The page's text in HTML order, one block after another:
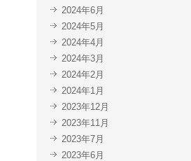
2024年6月
2024年5月
2024年4月
2024年3月
2024年2月
2024年1月
2023年12月
2023年11月
2023年7月
2023年6月